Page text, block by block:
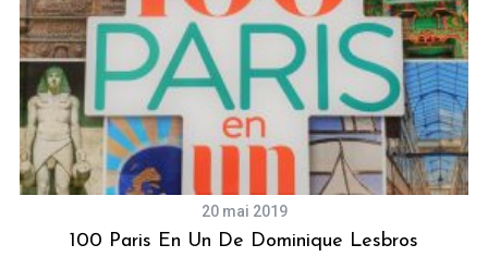
20 mai 2019
100 Paris En Un De Dominique Lesbros